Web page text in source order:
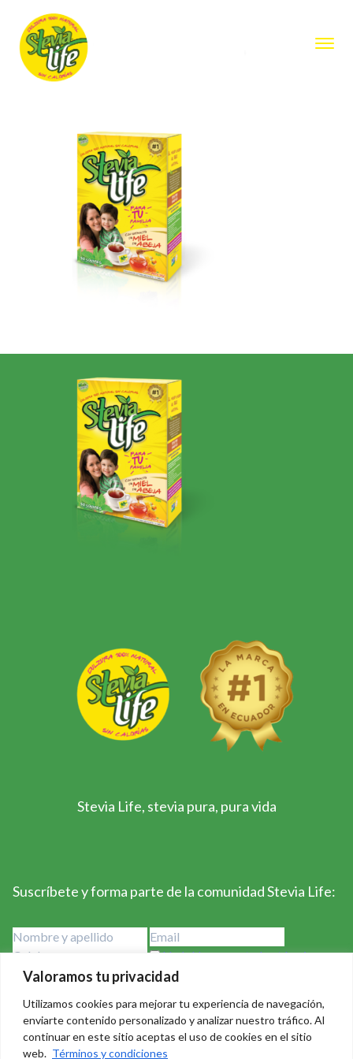
Valoramos tu privacidad
Utilizamos cookies para mejorar tu experiencia de navegación,
enviarte contenido personalizado y analizar nuestro tráfico. Al
continuar en este sitio aceptas el uso de cookies en el sitio
web. Términos y condiciones
Stevia Life, stevia pura, pura vida
Suscríbete y forma parte de la comunidad Stevia Life:
He leído y acepto los términos y
condiciones